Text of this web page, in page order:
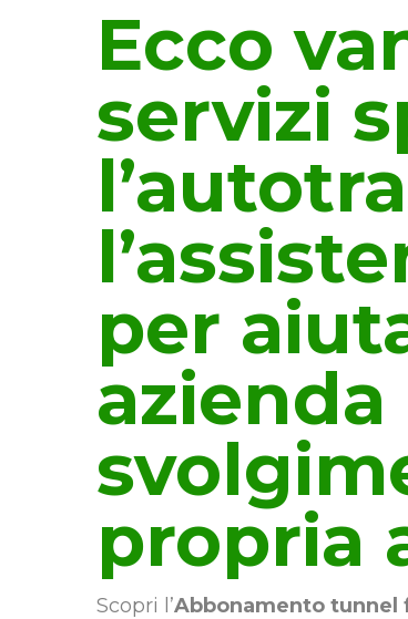
Ecco
servizi
per
propria
Scopri l’Abbonamento tunnel